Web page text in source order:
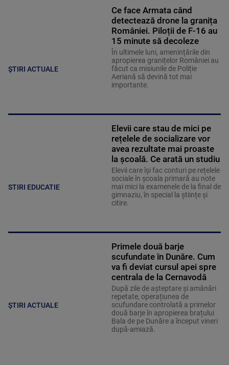
ȘTIRI ACTUALE
Ce face Armata când
detectează drone la granița
României. Piloții de F-16 au
15 minute să decoleze
În ultimele luni, amenințările din
apropierea granițelor României au
făcut ca misiunile de Poliție
Aeriană să devină tot mai
importante.
STIRI EDUCATIE
Elevii care stau de mici pe
rețelele de socializare vor
avea rezultate mai proaste
la școală. Ce arată un studiu
Elevii care îşi fac conturi pe rețelele
sociale în școala primară au note
mai mici la examenele de la final de
gimnaziu, în special la științe și
citire.
ȘTIRI ACTUALE
Primele două barje
scufundate în Dunăre. Cum
va fi deviat cursul apei spre
centrala de la Cernavodă
După zile de așteptare și amânări
repetate, operațiunea de
scufundare controlată a primelor
două barje în apropierea brațului
Bala de pe Dunăre a început vineri
după-amiază.